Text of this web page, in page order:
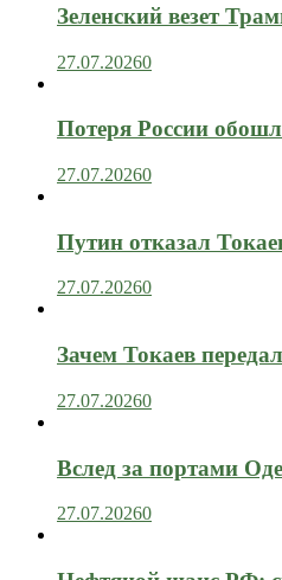
Зеленский везет
27.07.20260
Потеря России
27.07.20260
Путин отказал
27.07.20260
Зачем Токаев
27.07.20260
Вслед за портами
27.07.20260